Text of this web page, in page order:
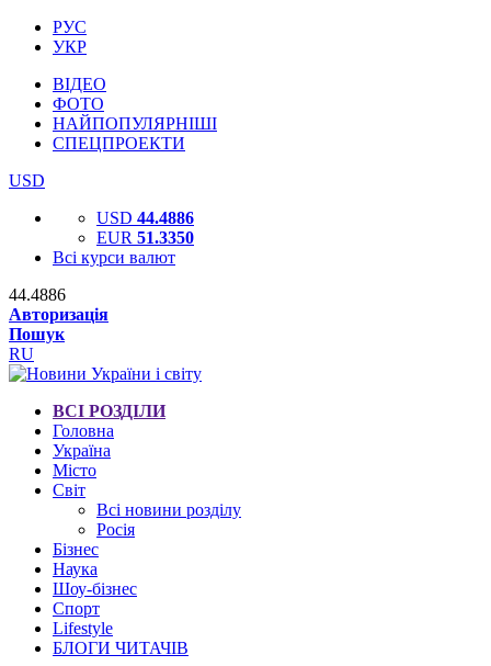
РУС
УКР
ВІДЕО
ФОТО
НАЙПОПУЛЯРНІШІ
СПЕЦПРОЕКТИ
USD
USD 44.4886
EUR 51.3350
Всі курси валют
44.4886
Авторизація
Пошук
RU
ВСІ РОЗДІЛИ
Головна
Україна
Місто
Світ
Всі новини розділу
Росія
Бізнес
Наука
Шоу-бізнес
Спорт
Lifestyle
БЛОГИ ЧИТАЧІВ